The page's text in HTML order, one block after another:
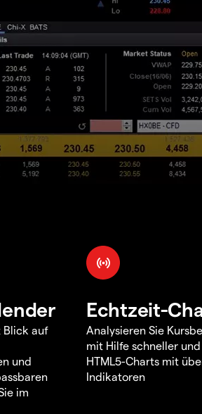
Blick auf
und
im
Echtzeit-
Analysieren Sie
mit Hilfe schneller
HTML5-Charts mit
Indikatoren